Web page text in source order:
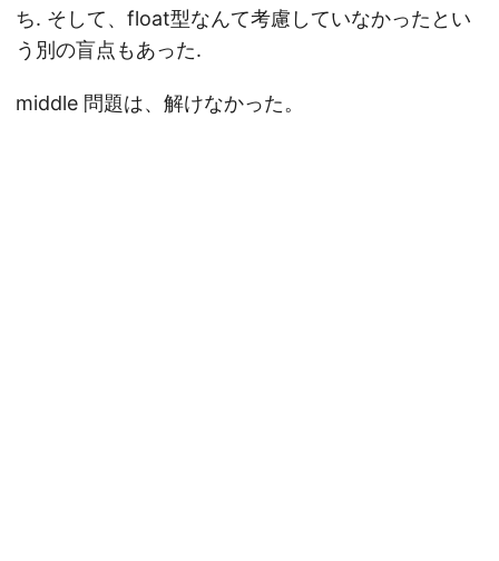
ち. そして、float型なんて考慮していなかったとい
う別の盲点もあった.
middle 問題は、解けなかった。